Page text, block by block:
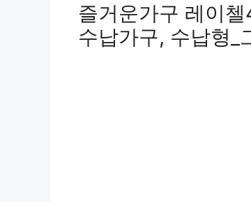
즐거운가구 레이
수납가구, 수납형_